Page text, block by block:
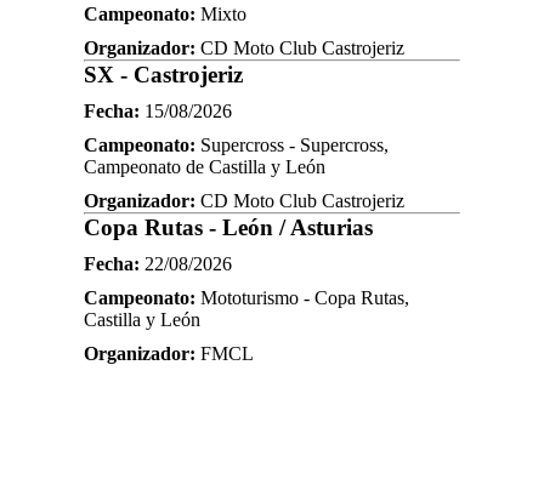
Campeonato: Mixto
Organizador: CD Moto Club Castrojeriz
SX - Castrojeriz
Fecha: 15/08/2026
Campeonato: Supercross - Supercross,
Campeonato de Castilla y León
Organizador: CD Moto Club Castrojeriz
Copa Rutas - León / Asturias
Fecha: 22/08/2026
Campeonato: Mototurismo - Copa Rutas,
Castilla y León
Organizador: FMCL